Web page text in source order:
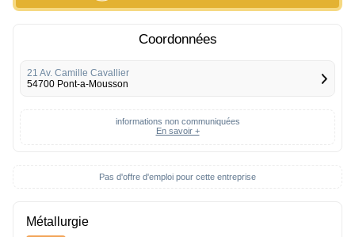
Pas d'offre d'emploi pour cette entreprise
Coordonnées
21 Av. Camille Cavallier
54700 Pont-a-Mousson
informations non communiquées
En savoir +
Métallurgie